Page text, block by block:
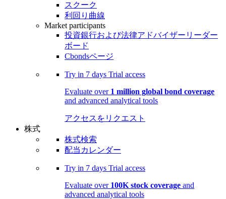
スクーク
利回り曲線
Market participants
投資銀行および法律アドバイザーリーダー
ボード
Cbondsページ
Try in 7 days Trial access
Evaluate over 1 million global bond coverage
and advanced analytical tools
アクセスをリクエスト
株式
株式検索
配当カレンダー
Try in 7 days Trial access
Evaluate over 100K stock coverage and
advanced analytical tools